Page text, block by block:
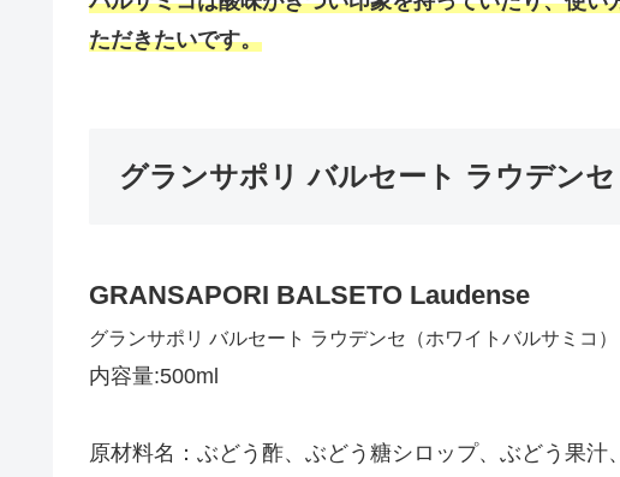
ただきたいです。
グランサポリ バルセート ラウデンセ
GRANSAPORI BALSETO Laudense
グランサポリ バルセート ラウデンセ（ホワイトバルサミコ）
内容量:500ml
原材料名：ぶどう酢、ぶどう糖シロップ、ぶどう果